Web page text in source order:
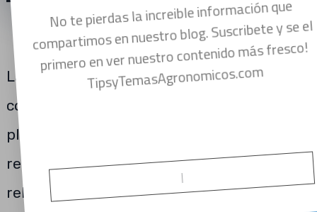
SUELO-PLANTA-AGUA-
RELACIONES
La relación suelo-planta-agua se relaciona
con las propiedades físicas del suelo y las
plantas que afectan el movimiento, la
retención y el uso del agua. Estas
relaciones deben ser consideradas en el
No te pierdas la increible información que
compartimos en nuestro blog. Suscribete y se el
primero en ver nuestro contenido más fresco!
TipsyTemasAgronomicos.com